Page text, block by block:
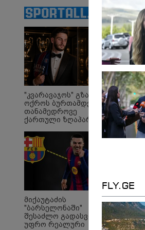
"ბოლო
არ
რა
დედა გახდება
"კვარავაჯოს" გზა
ოქროს ბურთამდე:
თანამედროვე
ქართული ზღაპარი
მიქაუტაძის
"ბარსელონაში"
შესაძლო გადასვლა
უფრო რეალური
FLY.GE